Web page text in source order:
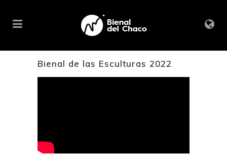
Bienal de las Esculturas 2022